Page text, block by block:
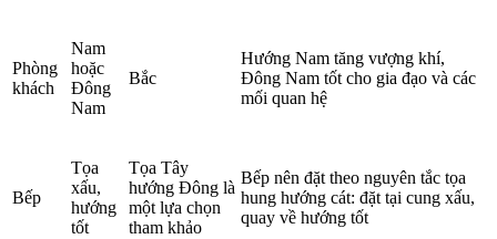
Phòng
khách
Nam
hoặc
Đông
Nam
Bắc
Hướng Nam tăng vượng khí,
Đông Nam tốt cho gia đạo và các
mối quan hệ
Bếp
Tọa
xấu,
hướng
tốt
Tọa Tây
hướng Đông là
một lựa chọn
tham khảo
Bếp nên đặt theo nguyên tắc tọa
hung hướng cát: đặt tại cung xấu,
quay về hướng tốt